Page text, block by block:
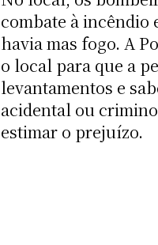
combate à incêndio
havia mas fogo. A
o local para que a
levantamentos e
acidental ou
estimar o prejuízo.